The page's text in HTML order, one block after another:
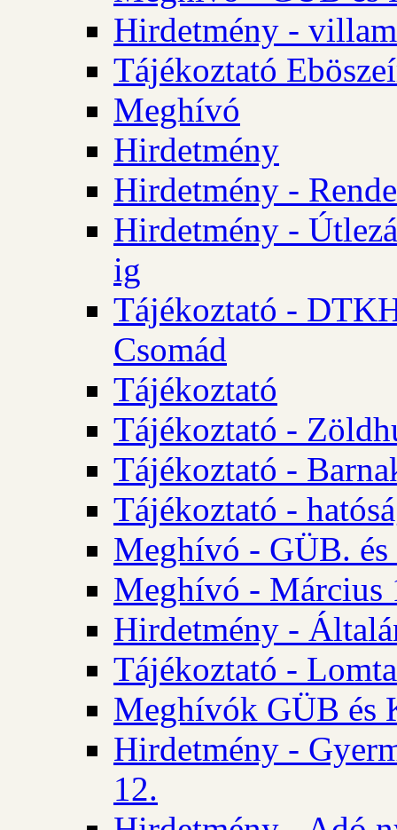
Hirdetmény -
Tájékoztató
Meghívó
Hirdetmény
Hirdetmény -
Hirdetmény -
ig
Tájékoztató -
Csomád
Tájékoztató
Tájékoztató -
Tájékoztató -
Tájékoztató -
Meghívó - GÜB.
Meghívó - Március
Hirdetmény -
Tájékoztató -
Meghívók GÜB és
Hirdetmény -
12.